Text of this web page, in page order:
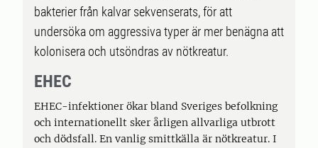
bakterier från kalvar sekvenserats, för att
undersöka om aggressiva typer är mer benägna att
kolonisera och utsöndras av nötkreatur.
EHEC
EHEC-infektioner ökar bland Sveriges befolkning
och internationellt sker årligen allvarliga utbrott
och dödsfall. En vanlig smittkälla är nötkreatur. I